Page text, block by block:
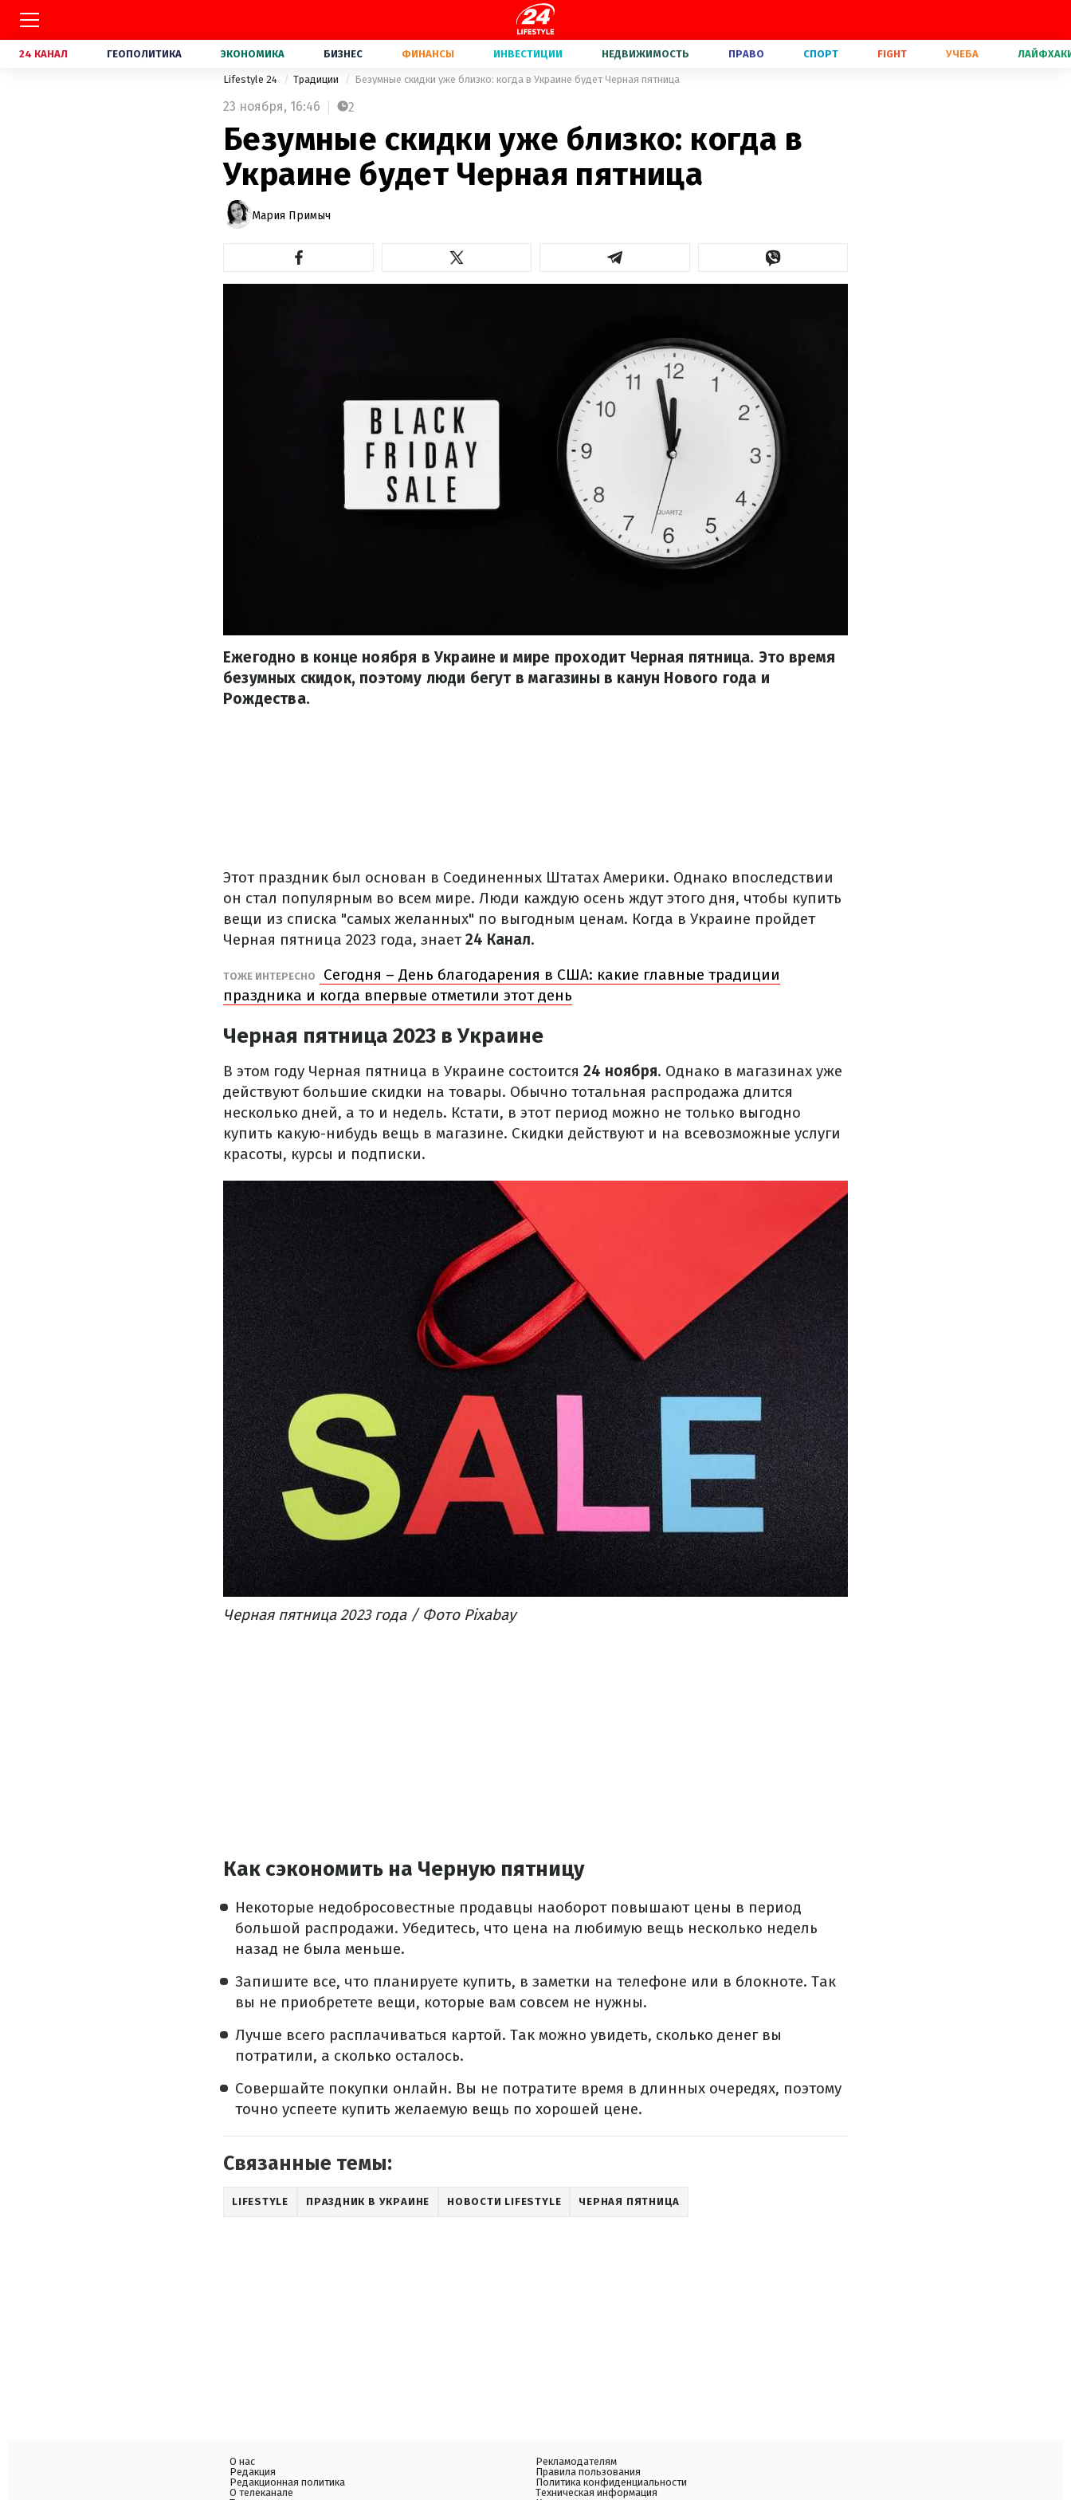
24 КАНАЛ ГЕОПОЛИТИКА ЭКОНОМИКА БИЗНЕС ФИНАНСЫ ИНВЕСТИЦИИ НЕДВИЖИМОСТЬ ПРАВО СПОРТ FIGHT УЧЕБА
Lifestyle 24 Традиции Безумные скидки уже близко: когда в Украине будет Черная пятница
23 ноября, 16:46 2
Безумные скидки уже близко: когда в
Украине будет Черная пятница
Мария Примыч
Ежегодно в конце ноября в Украине и мире проходит Черная пятница. Это время
безумных скидок, поэтому люди бегут в магазины в канун Нового года и
Рождества.
Этот праздник был основан в Соединенных Штатах Америки. Однако впоследствии
он стал популярным во всем мире. Люди каждую осень ждут этого дня, чтобы купить
вещи из списка "самых желанных" по выгодным ценам. Когда в Украине пройдет
Черная пятница 2023 года, знает24 Канал.
ТОЖЕ ИНТЕРЕСНО
Сегодня – День благодарения в США: какие главные традиции
праздника и когда впервые отметили этот день
Черная пятница 2023 в Украине
В этом году Черная пятница в Украине состоится 24 ноября. Однако в магазинах уже
действуют большие скидки на товары. Обычно тотальная распродажа длится
несколько дней, а то и недель. Кстати, в этот период можно не только выгодно
купить какую-нибудь вещь в магазине. Скидки действуют и на всевозможные услуги
красоты, курсы и подписки.
Черная пятница 2023 года / Фото Pixabay
Как сэкономить на Черную пятницу
Некоторые недобросовестные продавцы наоборот повышают цены в период
большой распродажи. Убедитесь, что цена на любимую вещь несколько недель
назад не была меньше.
Запишите все, что планируете купить, в заметки на телефоне или в блокноте. Так
вы не приобретете вещи, которые вам совсем не нужны.
Лучше всего расплачиваться картой. Так можно увидеть, сколько денег вы
потратили, а сколько осталось.
Совершайте покупки онлайн. Вы не потратите время в длинных очередях, поэтому
точно успеете купить желаемую вещь по хорошей цене.
Связанные темы:
LIFESTYLE ПРАЗДНИК В УКРАИНЕ НОВОСТИ LIFESTYLE ЧЕРНАЯ ПЯТНИЦА
О нас
Редакция
Редакционная политика
О телеканале
Рекламодателям
Правила пользования
Политика конфиденциальности
Техническая информация